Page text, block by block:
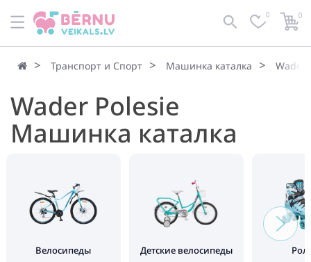
0 0
Транспорт и Спорт Машинка каталка Wader
Wader Polesie
Машинка каталка
Велосипеды Детские велосипеды